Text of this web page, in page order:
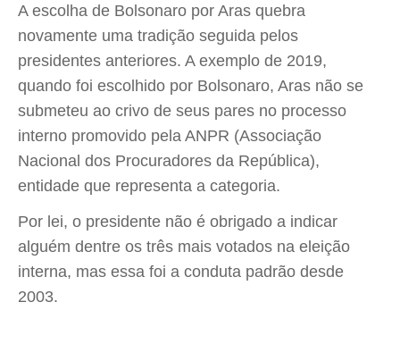
A escolha de Bolsonaro por Aras quebra
novamente uma tradição seguida pelos
presidentes anteriores. A exemplo de 2019,
quando foi escolhido por Bolsonaro, Aras não se
submeteu ao crivo de seus pares no processo
interno promovido pela ANPR (Associação
Nacional dos Procuradores da República),
entidade que representa a categoria.
Por lei, o presidente não é obrigado a indicar
alguém dentre os três mais votados na eleição
interna, mas essa foi a conduta padrão desde
2003.